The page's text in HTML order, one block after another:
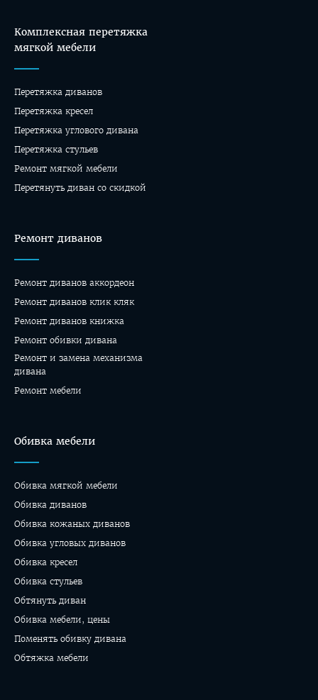
Комплексная перетяжка
мягкой мебели
Перетяжка диванов
Перетяжка кресел
Перетяжка углового дивана
Перетяжка стульев
Ремонт мягкой мебели
Перетянуть диван со скидкой
Ремонт диванов
Ремонт диванов аккордеон
Ремонт диванов клик кляк
Ремонт диванов книжка
Ремонт обивки дивана
Ремонт и замена механизма
дивана
Ремонт мебели
Обивка мебели
Обивка мягкой мебели
Обивка диванов
Обивка кожаных диванов
Обивка угловых диванов
Обивка кресел
Обивка стульев
Обтянуть диван
Обивка мебели, цены
Поменять обивку дивана
Обтяжка мебели